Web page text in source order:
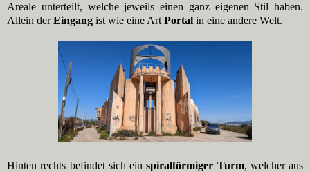
Areale unterteilt, welche jeweils einen ganz eigenen Stil haben.
Allein derEingang ist wie eine Art Portal in eine andere Welt.
Hinten rechts befindet sich einspiralförmiger Turm, welcher aus